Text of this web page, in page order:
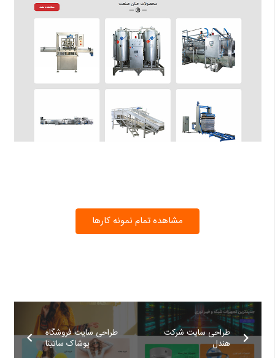
مشاهده تمام نمونه کارها
طراحی سایت فروشگاه
پوشاک ساتینا
طراحی سایت شرکت
هندل